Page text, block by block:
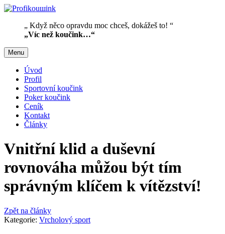
„ Když něco opravdu moc chceš, dokážeš to! “
„Víc než koučink…“
Menu
Úvod
Profil
Sportovní koučink
Poker koučink
Ceník
Kontakt
Články
Vnitřní klid a duševní
rovnováha můžou být tím
správným klíčem k vítězství!
Zpět na články
Kategorie: Vrcholový sport